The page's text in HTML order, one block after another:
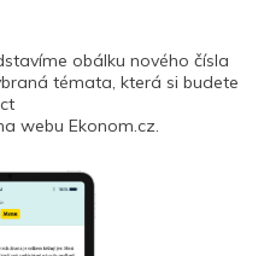
obálku nového čísla
témata, která si budete
webu Ekonom.cz.